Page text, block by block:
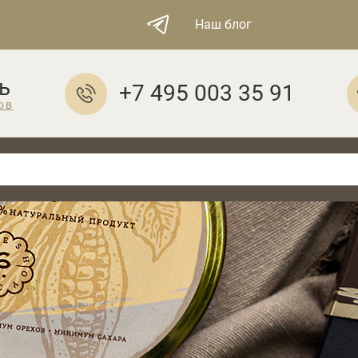
Наш блог
+7 495 003 35 91